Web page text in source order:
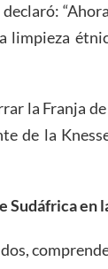
limpieza
la Franja de
de la
Sudáfrica en